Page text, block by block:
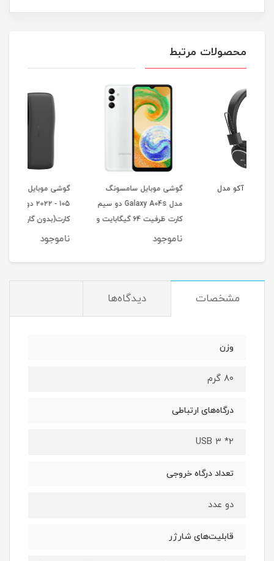
محصولات مرتبط
گوشی موبایل سامسونگ
مدل Galaxy A04s دو سیم
کارت ظرفیت 64 گیگابایت و
گوشی موبایل نوکیا مدل
105 - 2022 دو سیم
کارت(بدون گارانتی شرکتی)
مشخصات دیدگاه‌ها
وزن
۸۰ گرم
درگاه‌های ارتباطی
2* USB ۳
تعداد درگاه خروجی
دو عدد
قابلیت‌های شارژر